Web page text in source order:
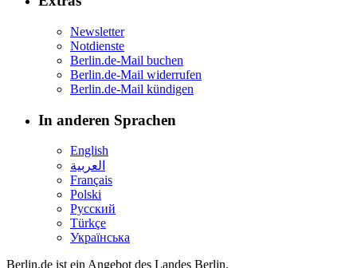
Newsletter
Notdienste
Berlin.de-Mail buchen
Berlin.de-Mail widerrufen
Berlin.de-Mail kündigen
In anderen Sprachen
English
العربية
Français
Polski
Русский
Türkçe
Українська
Berlin.de ist ein Angebot des Landes Berlin.